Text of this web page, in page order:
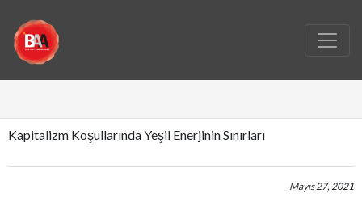
Kapitalizm Koşullarında Yeşil Enerjinin Sınırları
Mayıs 27, 2021